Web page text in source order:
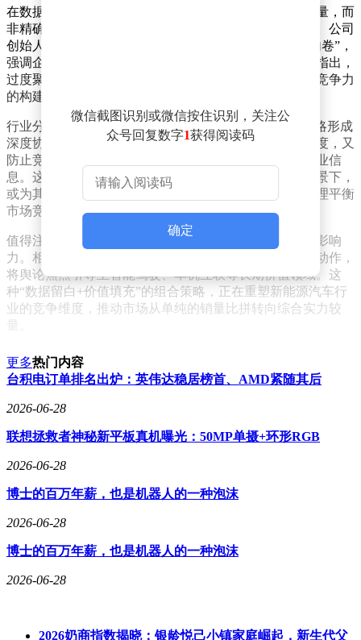
在数据披露方式上，小米汽车选择以区间形式公布交付量，而
非精确数字，这一策略引发了市场对信息透明度的讨论。公司
创始人雷军公开回应称，此举旨在避免行业陷入“数字内卷”，
强调企业应更关注长期价值创造而非短期数据波动。他指出，
过度聚焦单月销量可能掩盖技术积累、用户体验等核心竞争力
的构建过程。
行业分析人士认为，小米的交付策略与其“智能生态”战略形成
深度协同。通过控制数据披露节奏，既维持了市场关注度，又
防止竞争对手过早获取产能规划、供应链布局等关键商业信
息。这种模式在新能源汽车行业产能过剩风险加剧的背景下，
或为其他企业提供新的发展思路——通过差异化信息管理平衡
市场竞争与商业保密需求。
值得注意的是，小米汽车并未因数据披露策略削弱市场影响
力。相反，其通过持续的技术发布会、用户生态建设等动作，
将舆论焦点引导至智能驾驶、车机互联等长期价值领域。这
种“数据留白+价值填充”的组合策略，正在重塑新能源汽车行
业的竞争维度，推动市场从单纯的销量比拼转向综合实力较
微信截图识别或微信按住识别，关注公
众号回复数字1获得阅读码
确定
更多热门内容
台积电订单排名出炉：英伟达稳居榜首、AMD紧随其后
2026-06-28
联想拯救者神秘新平板真机曝光：50MP单摄+环形RGB
2026-06-28
博士的百万年薪，也是机器人的一种泡沫
2026-06-28
博士的百万年薪，也是机器人的一种泡沫
2026-06-28
2026奶商指数揭晓：银龄悦己小镇家庭崛起，新生代父